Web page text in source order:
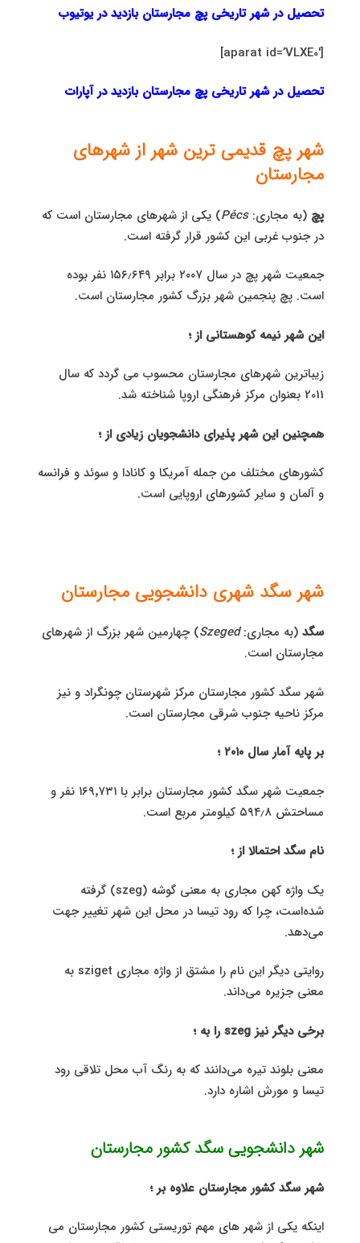
تحصیل در شهر تاریخی پچ مجارستان بازدید در یوتیوب
[aparat id=’VLXE0′]
تحصیل در شهر تاریخی پچ مجارستان بازدید در آپارات
شهر پچ قدیمی ترین شهر از شهرهای
مجارستان
پچ (به مجاری:Pécs) یکی از شهرهای مجارستان است که
در جنوب غربی این کشور قرار گرفته است.
جمعیت شهر پچ در سال ۲۰۰۷ برابر ۱۵۶٫۶۴۹ نفر بوده
است. پچ پنجمین شهر بزرگ کشور مجارستان است.
این شهر نیمه کوهستانی از ؛
زیباترین شهرهای مجارستان محسوب می گردد که سال
2011 بعنوان مرکز فرهنگی اروپا شناخته شد.
همچنین این شهر پذیرای دانشجویان زیادی از ؛
کشورهای مختلف من جمله آمریکا و کانادا و سوئد و فرانسه
و آلمان و سایر کشورهای اروپایی است.
شهر سگد شهری دانشجویی مجارستان
سگد (به مجاری:Szeged) چهارمین شهر بزرگ از شهرهای
مجارستان است.
شهر سگد کشور مجارستان مرکز شهرستان چونگراد و نیز
مرکز ناحیه جنوب شرقی مجارستان است.
بر پایه آمار سال ۲۰۱۰ ؛
جمعیت شهر سگد کشور مجارستان برابر با ۱۶۹٬۷۳۱ نفر و
مساحتش ۵۹۴٫۸ کیلومتر مربع است.
نام سگد احتمالا از ؛
یک واژه کهن مجاری به معنی گوشه (szeg) گرفته
شده‌است، چرا که رود تیسا در محل این شهر تغییر جهت
می‌دهد.
روایتی دیگر این نام را مشتق از واژه مجاری sziget به
معنی جزیره می‌داند.
برخی دیگر نیز szeg را به ؛
معنی بلوند تیره می‌دانند که به رنگ آب محل تلاقی رود
تیسا و مورش اشاره دارد.
شهر دانشجویی سگد کشور مجارستان
شهر سگد کشور مجارستان علاوه بر ؛
اینکه یکی از شهر های مهم توریستی کشور مجارستان می